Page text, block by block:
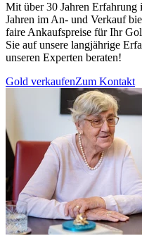
Mit über 30 Jahren Erfahrung
Jahren im An- und Verkauf
faire Ankaufspreise für Ihr
Sie auf unsere langjährige
unseren Experten beraten!
Gold verkaufenZum Kontakt